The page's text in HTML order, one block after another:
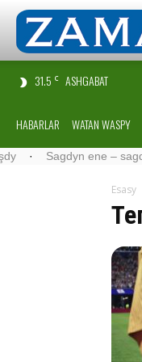
31.5 C ASHGABAT
HABARLAR WATAN WASPY
ene – sagdyn çaga –
Esasy